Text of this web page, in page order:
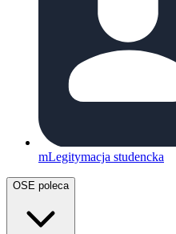
mLegitymacja studencka
OSE poleca